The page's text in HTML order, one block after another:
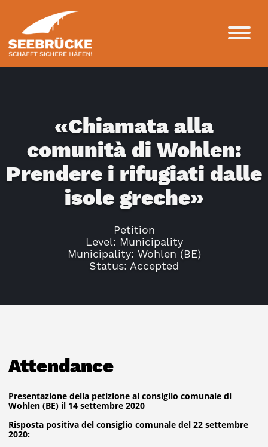
«Chiamata alla
comunità di Wohlen:
Prendere i rifugiati dalle
isole greche»
Petition
Level: Municipality
Municipality: Wohlen (BE)
Status: Accepted
Attendance
Presentazione della petizione al consiglio comunale di
Wohlen (BE) il 14 settembre 2020
Risposta positiva del consiglio comunale del 22 settembre
2020: